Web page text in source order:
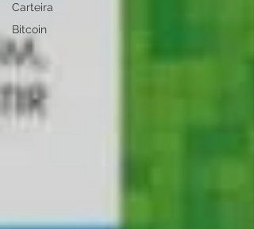
Carteira
Bitcoin